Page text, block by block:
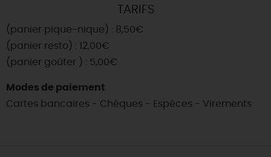
TARIFS
(panier pique-nique) : 8,50€
(panier resto) : 12,00€
(panier goûter ) : 5,00€
Modes de paiement
Cartes bancaires - Chèques - Espèces - Virements